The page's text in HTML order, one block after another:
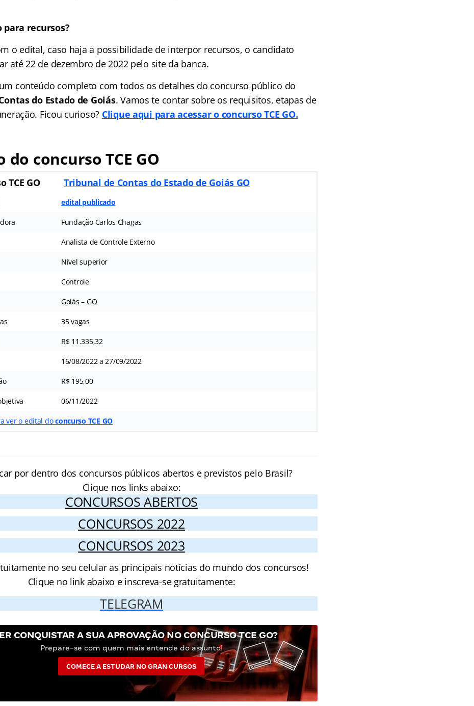
para recursos?
o edital, caso haja a possibilidade de interpor recursos, o candidato
até 22 de dezembro de 2022 pelo site da banca.
conteúdo completo com todos os detalhes do concurso público do
do Estado de Goiás. Vamos te contar sobre os requisitos, etapas de
Ficou curioso? Clique aqui para acessar o concurso TCE GO.
do concurso TCE GO
TCE GO Tribunal de Contas do Estado de Goiás GO
edital publicado
Fundação Carlos Chagas
Analista de Controle Externo
Nível superior
Controle
Goiás – GO
35 vagas
R$ 11.335,32
16/08/2022 a 27/09/2022
R$ 195,00
06/11/2022
ver o edital doconcurso TCE GO
por dentro dos concursos públicos abertos e previstos pelo Brasil?
Clique nos links abaixo:
CONCURSOS ABERTOS
CONCURSOS 2022
CONCURSOS 2023
no seu celular as principais notícias do mundo dos concursos!
Clique no link abaixo e inscreva-se gratuitamente:
TELEGRAM
CONQUISTAR A SUA APROVAÇÃO NO CONCURSO TCE GO?
Prepare-se com quem mais entende do assunto!
COMECE A ESTUDAR NO GRAN CURSOS